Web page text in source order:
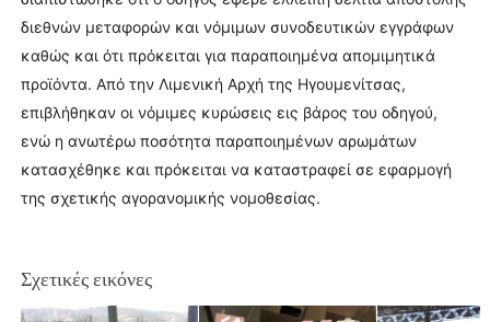
διεθνών μεταφορών και νόμιμων συνοδευτικών εγγράφων
καθώς και ότι πρόκειται για παραποιημένα απομιμητικά
προϊόντα. Από την Λιμενική Αρχή της Ηγουμενίτσας,
επιβλήθηκαν οι νόμιμες κυρώσεις εις βάρος του οδηγού,
ενώ η ανωτέρω ποσότητα παραποιημένων αρωμάτων
κατασχέθηκε και πρόκειται να καταστραφεί σε εφαρμογή
της σχετικής αγορανομικής νομοθεσίας.
Σχετικές εικόνες